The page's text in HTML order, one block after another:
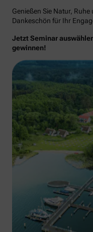
Genießen Sie Natur,
Dankeschön für Ihr
Jetzt Seminar
gewinnen!